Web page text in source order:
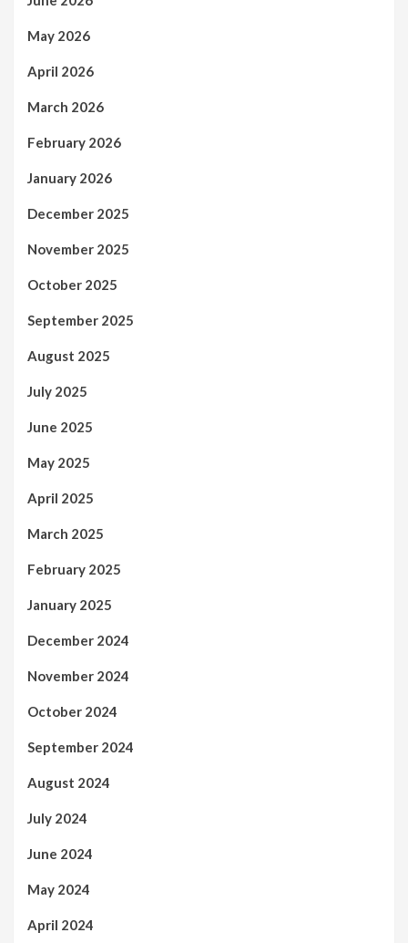
May 2026
April 2026
March 2026
February 2026
January 2026
December 2025
November 2025
October 2025
September 2025
August 2025
July 2025
June 2025
May 2025
April 2025
March 2025
February 2025
January 2025
December 2024
November 2024
October 2024
September 2024
August 2024
July 2024
June 2024
May 2024
April 2024